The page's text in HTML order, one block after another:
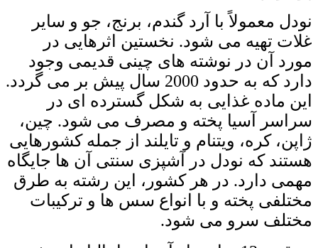
نودل معمولاً با آرد گندم، برنج، جو و سایر
غلات تهیه می ‌شود. نخستین اثرهایی در
مورد آن در نوشته ‌های چینی قدیمی وجود
دارد که به حدود 2000 سال پیش بر می ‌گردد.
این ماده غذایی به شکل گسترده‌ ای در
سراسر آسیا پخته و مصرف می ‌شود. چین،
ژاپن، کره، ویتنام و تایلند از جمله کشورهایی
هستند که نودل در آشپزی سنتی آن ‌ها جایگاه
مهمی دارد. در هر کشور، این رشته به طرق
مختلفی پخته و با انواع سس ‌ها و ترکیبات
مختلف سرو می‌ شود.